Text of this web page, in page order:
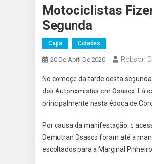
Motociclistas
Segunda
Capa Cidades
20 De Abril De 2020 Robson
No começo da tarde desta
dos Autonomistas em Osasco. Lá
principalmente nesta época de
Por causa da manifestação, o
Demutran Osasco foram até a
escoltados para a Marginal